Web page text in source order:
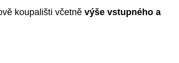
koupališti včetně výše vstupného a